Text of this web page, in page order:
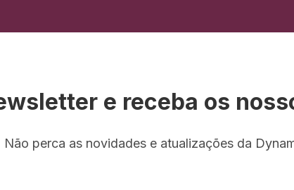
e receba os
Não perca as novidades e atualizações da